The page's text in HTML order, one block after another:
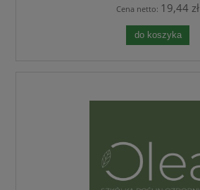
Cena netto: 19,44 zł
do koszyka